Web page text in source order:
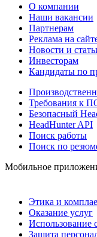
О компании
Наши вакансии
Партнерам
Реклама на
Новости и
Инвесторам
Кандидаты по
Требования к
Безопасный
HeadHunter API
Поиск работы
Поиск по
Мобильное
Этика и
Оказание услуг
Использование
Защита